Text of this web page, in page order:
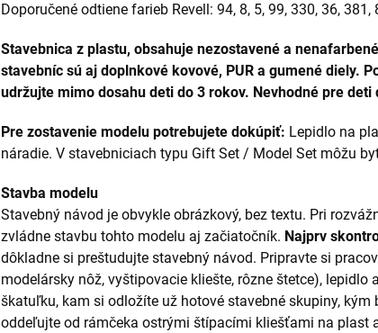
Doporučené odtiene farieb Revell: 94, 8, 5, 99, 330, 36, 381,
Stavebnica z plastu, obsahuje nezostavené a
stavebníc sú aj doplnkové kovové, PUR a gumené diely.
udržujte mimo dosahu deti do 3 rokov. Nevhodné pre deti
Pre zostavenie modelu potrebujete dokúpiť: Lepidlo na
náradie. V stavebniciach typu Gift Set / Model Set môžu
Stavba modelu
Stavebný návod je obvykle obrázkový, bez textu. Pri
zvládne stavbu tohto modelu aj začiatočník. Najprv
dôkladne si preštudujte stavebný návod. Pripravte si
modelársky nôž, vyštipovacie kliešte, rôzne štetce), lepidlo
škatuľku, kam si odložíte už hotové stavebné skupiny, kým
oddeľujte od rámčeka ostrými štípacími kliešťami na plast